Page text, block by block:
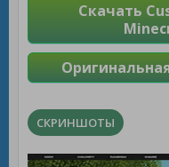
Скачать
СКРИНШОТЫ